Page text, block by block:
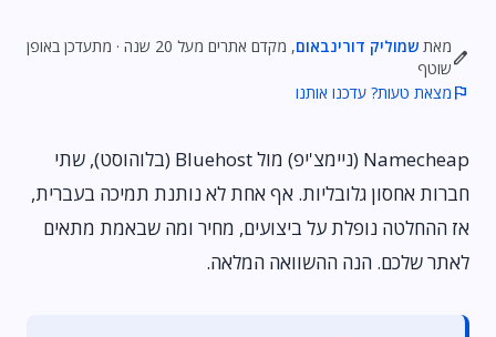
edit
מאת שמוליק דורינבאום
, מקדם אתרים מעל 20 שנה · מתעדכן באופן
שוטף
flag מצאת טעות? עדכנו אותנו
Namecheap (ניימצ'יפ) מול Bluehost (בלוהוסט), שתי
חברות אחסון גלובליות. אף אחת לא נותנת תמיכה בעברית,
אז ההחלטה נופלת על ביצועים, מחיר ומה שבאמת מתאים
לאתר שלכם. הנה ההשוואה המלאה.